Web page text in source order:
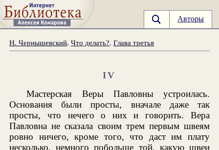
Авторы
Н. Чернышевский.Что делать?.Глава третья
IV
Мастерская Веры Павловны устроилась.
Основания были просты, вначале даже так
просты, что нечего о них и говорить. Вера
Павловна не сказала своим трем первым швеям
ровно ничего, кроме того, что даст им плату
несколько, немного побольше той, какую швеи